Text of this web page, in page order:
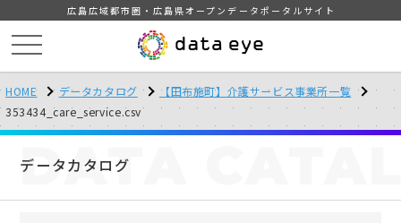
広島広域都市圏・広島県オープンデータポータルサイト
HOME データカタログ
【田布施町】介護サービス事業所一覧
353434_care_service.csv
データカタログ
DATA